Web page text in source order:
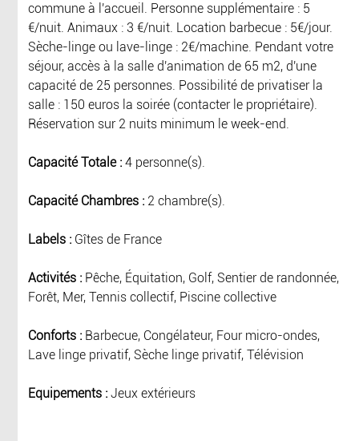
commune à l'accueil. Personne supplémentaire : 5
€/nuit. Animaux : 3 €/nuit. Location barbecue : 5€/jour.
Sèche-linge ou lave-linge : 2€/machine. Pendant votre
séjour, accès à la salle d'animation de 65 m2, d'une
capacité de 25 personnes. Possibilité de privatiser la
salle : 150 euros la soirée (contacter le propriétaire).
Réservation sur 2 nuits minimum le week-end.
Capacité Totale :4 personne(s).
Capacité Chambres : 2 chambre(s).
Labels : Gîtes de France
Activités : Pêche, Équitation, Golf, Sentier de randonnée,
Forêt, Mer, Tennis collectif, Piscine collective
Conforts : Barbecue, Congélateur, Four micro-ondes,
Lave linge privatif, Sèche linge privatif, Télévision
Equipements :Jeux extérieurs